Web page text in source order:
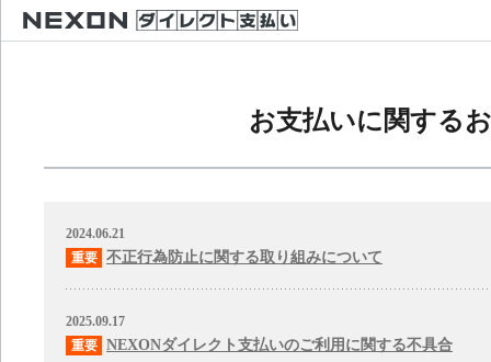
お支払いに関する
2024.06.21
不正行為防止に関する取り組みについて
2025.09.17
NEXONダイレクト支払いのご利用に関する不具合